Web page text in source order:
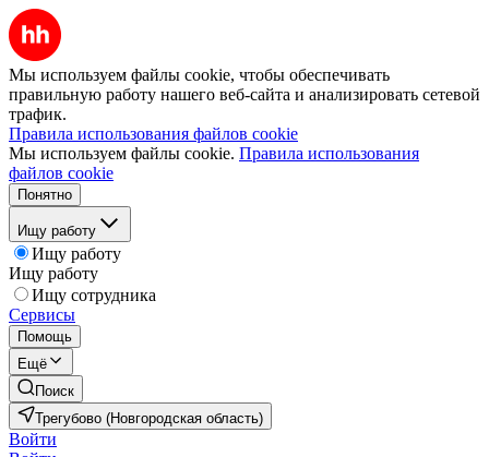
Мы используем файлы cookie, чтобы обеспечивать
правильную работу нашего веб-сайта и анализировать сетевой
трафик.
Правила использования файлов cookie
Мы используем файлы cookie. Правила использования
файлов cookie
Понятно
Ищу работу
Ищу работу
Ищу работу
Ищу сотрудника
Сервисы
Помощь
Ещё
Поиск
Трегубово (Новгородская область)
Войти